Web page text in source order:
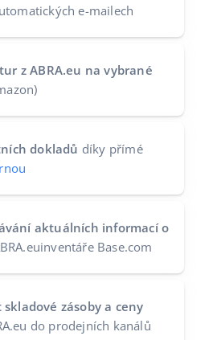
e-mailech
z ABRA.eu na vybrané
dokladů díky přímé
aktuálních informací o
Base.com
zásoby a ceny
do prodejních kanálů